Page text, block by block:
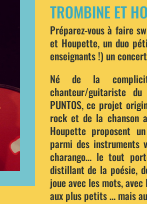
TROMBINE ET
Préparez-vous à faire
et Houpette, un duo
enseignants !) un
Né de la
chanteur/guitariste
PUNTOS, ce projet
rock et de la chanson
Houpette proposent
parmi des instruments
charango… le tout
distillant de la poésie,
joue avec les mots,
aux plus petits … mais